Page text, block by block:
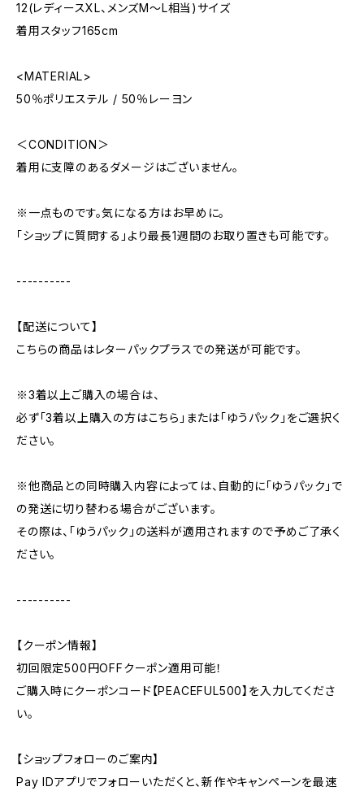
12(レディースXL、メンズM～L相当)サイズ
着用スタッフ165cm
<MATERIAL>
50％ポリエステル / 50％レーヨン
＜CONDITION＞
着用に支障のあるダメージはございません。
※一点ものです。気になる方はお早めに。
「ショップに質問する」より最長1週間のお取り置きも可能です。
----------
【配送について】
こちらの商品はレターパックプラスでの発送が可能です。
※3着以上ご購入の場合は、
必ず「3着以上購入の方はこちら」または「ゆうパック」をご選択く
ださい。
※他商品との同時購入内容によっては、自動的に「ゆうパック」で
の発送に切り替わる場合がございます。
その際は、「ゆうパック」の送料が適用されますので予めご了承く
ださい。
----------
【クーポン情報】
初回限定500円OFFクーポン適用可能！
ご購入時にクーポンコード【PEACEFUL500】を入力してくださ
い。
【ショップフォローのご案内】
Pay IDアプリでフォローいただくと、新作やキャンペーンを最速